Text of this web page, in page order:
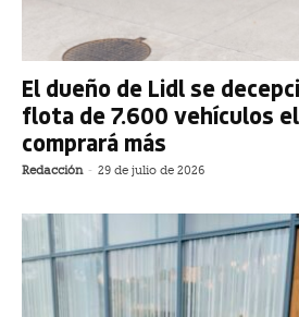
El dueño de Lidl se
flota de 7.600 vehículos
comprará más
Redacción - 29 de julio de 2026